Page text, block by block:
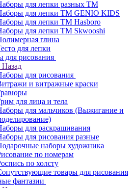
для лепки разных ТМ
для лепки ТМ GENIO KIDS
для лепки ТМ Hasboro
для лепки ТМ Skwooshi
глина
для лепки
для рисования
Назад
для рисования
и витражные краски
для лица и тела
для мальчиков (Выжигание и
для раскрашивания
для рисования разные
наборы художника
по номерам
по холсту
товары для рисования
фантазии